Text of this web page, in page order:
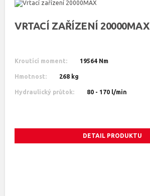
VRTACÍ ZAŘÍZENÍ 20000MAX
Kroutící moment: 19564 Nm
Hmotnost: 268 kg
Hydraulický průtok: 80 - 170 l/min
DETAIL PRODUKTU